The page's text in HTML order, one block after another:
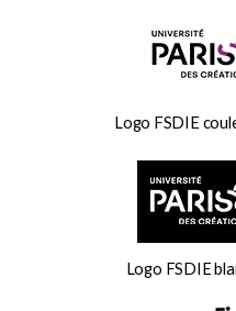
Logo FSDIE
Logo FSDIE